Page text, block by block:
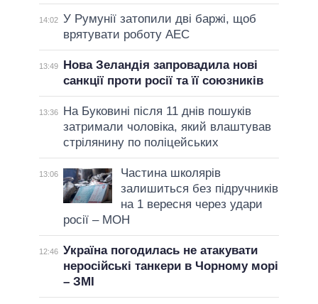
14:02 У Румунії затопили дві баржі, щоб
врятувати роботу АЕС
13:49
Нова Зеландія запровадила нові
санкції проти росії та її союзників
13:36
На Буковині після 11 днів пошуків
затримали чоловіка, який влаштував
стрілянину по поліцейських
13:06
Частина школярів
залишиться без підручників
на 1 вересня через удари
росії – МОН
12:46 Україна погодилась не атакувати
неросійські танкери в Чорному морі
– ЗМІ